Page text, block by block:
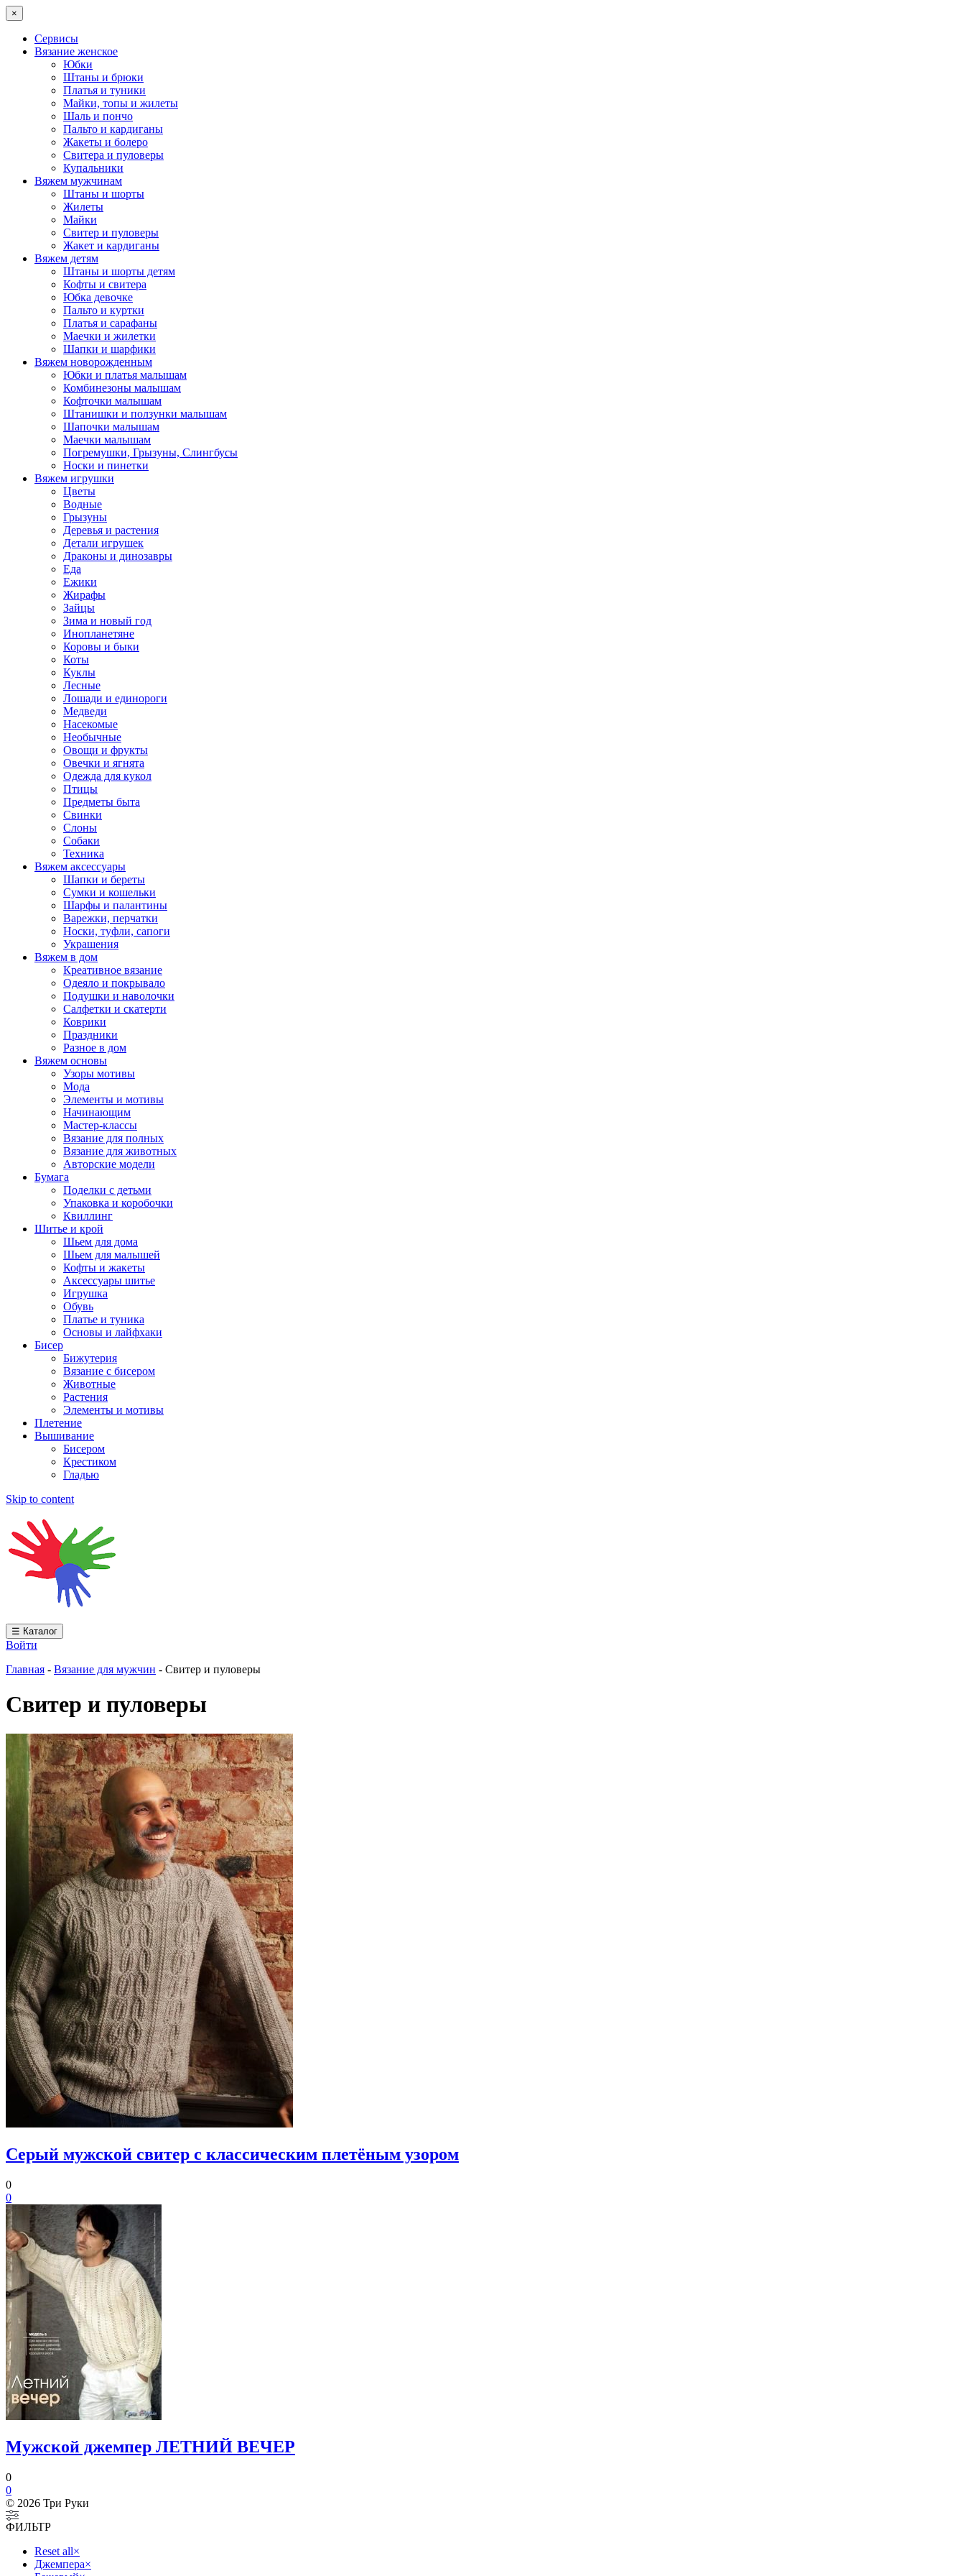
×
Сервисы
Вязание женское
Юбки
Штаны и брюки
Платья и туники
Майки, топы и жилеты
Шаль и пончо
Пальто и кардиганы
Жакеты и болеро
Свитера и пуловеры
Купальники
Вяжем мужчинам
Штаны и шорты
Жилеты
Майки
Свитер и пуловеры
Жакет и кардиганы
Вяжем детям
Штаны и шорты детям
Кофты и свитера
Юбка девочке
Пальто и куртки
Платья и сарафаны
Маечки и жилетки
Шапки и шарфики
Вяжем новорожденным
Юбки и платья малышам
Комбинезоны малышам
Кофточки малышам
Штанишки и ползунки малышам
Шапочки малышам
Маечки малышам
Погремушки, Грызуны, Слингбусы
Носки и пинетки
Вяжем игрушки
Цветы
Водные
Грызуны
Деревья и растения
Детали игрушек
Драконы и динозавры
Еда
Ежики
Жирафы
Зайцы
Зима и новый год
Инопланетяне
Коровы и быки
Коты
Куклы
Лесные
Лошади и единороги
Медведи
Насекомые
Необычные
Овощи и фрукты
Овечки и ягнята
Одежда для кукол
Птицы
Предметы быта
Свинки
Слоны
Собаки
Техника
Вяжем аксессуары
Шапки и береты
Сумки и кошельки
Шарфы и палантины
Варежки, перчатки
Носки, туфли, сапоги
Украшения
Вяжем в дом
Креативное вязание
Одеяло и покрывало
Подушки и наволочки
Салфетки и скатерти
Коврики
Праздники
Разное в дом
Вяжем основы
Узоры мотивы
Мода
Элементы и мотивы
Начинающим
Мастер-классы
Вязание для полных
Вязание для животных
Авторские модели
Бумага
Поделки с детьми
Упаковка и коробочки
Квиллинг
Шитье и крой
Шьем для дома
Шьем для малышей
Кофты и жакеты
Аксессуары шитье
Игрушка
Обувь
Платье и туника
Основы и лайфхаки
Бисер
Бижутерия
Вязание с бисером
Животные
Растения
Элементы и мотивы
Плетение
Вышивание
Бисером
Крестиком
Гладью
Skip to content
☰ Каталог
Войти
Главная - Вязание для мужчин - Свитер и пуловеры
Свитер и пуловеры
Серый мужской свитер с классическим плетёным узором
0
0
Мужской джемпер ЛЕТНИЙ ВЕЧЕР
0
0
© 2026 Три Руки
ФИЛЬТР
Reset all×
Джемпера×